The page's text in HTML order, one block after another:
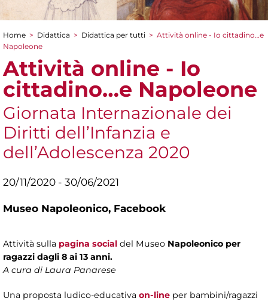
Tu sei qui
Home > Didattica > Didattica per tutti > Attività online - Io cittadino…e
Napoleone
Attività online - Io
cittadino…e Napoleone
Giornata Internazionale dei
Diritti dell’Infanzia e
dell’Adolescenza 2020
20/11/2020 - 30/06/2021
Museo Napoleonico, Facebook
Attività sulla pagina social del Museo Napoleonico per
ragazzi dagli 8 ai 13 anni.
A cura di Laura Panarese
Una proposta ludico-educativa on-line per bambini/ragazzi